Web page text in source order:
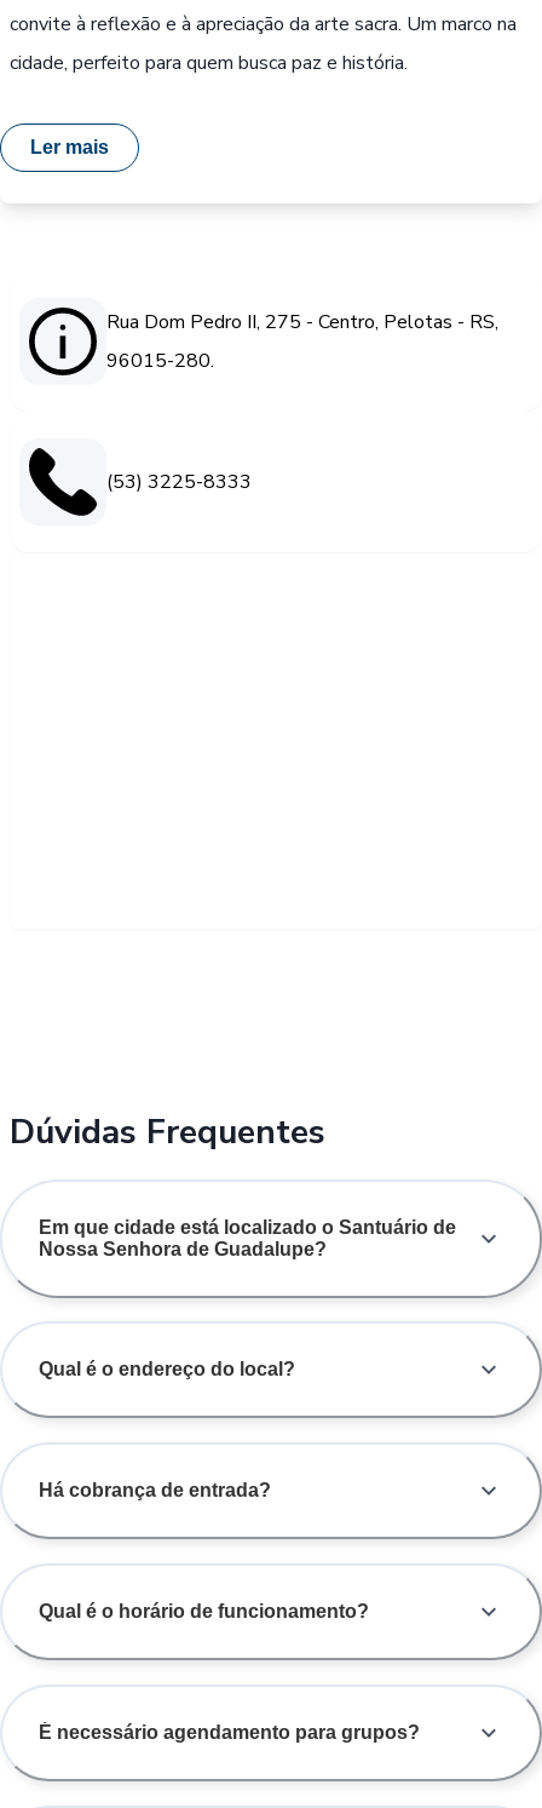
convite à reflexão e à apreciação da arte sacra. Um marco na
cidade, perfeito para quem busca paz e história.
Ler mais
Rua Dom Pedro II, 275 - Centro, Pelotas - RS,
96015-280.
(53) 3225-8333
Dúvidas Frequentes
Em que cidade está localizado o Santuário de
Nossa Senhora de Guadalupe?
Qual é o endereço do local?
Há cobrança de entrada?
Qual é o horário de funcionamento?
É necessário agendamento para grupos?